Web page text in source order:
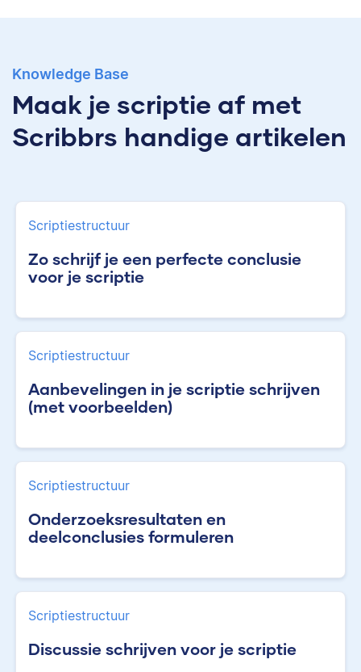
Knowledge Base
Maak je scriptie af met
Scribbrs handige artikelen
Scriptiestructuur
Zo schrijf je een perfecte conclusie
voor je scriptie
Scriptiestructuur
Aanbevelingen in je scriptie schrijven
(met voorbeelden)
Scriptiestructuur
Onderzoeksresultaten en
deelconclusies formuleren
Scriptiestructuur
Discussie schrijven voor je scriptie